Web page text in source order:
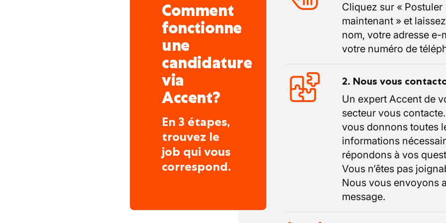
Comment
fonctionne
une
candidature
via
Accent?
En 3 étapes,
trouvez le
job qui vous
correspond.
Cliquez sur « Postuler
maintenant » et
nom, votre adresse e-
votre numéro de
2. Nous vous
Un expert Accent de
secteur vous
vous donnons toutes
informations
répondons à vos
Vous n’êtes pas
Nous vous envoyons
message.